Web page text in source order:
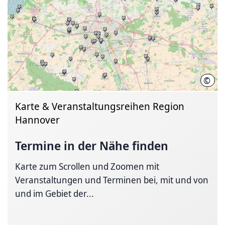
©
Karte & Veranstaltungsreihen Region
Hannover
Termine in der Nähe finden
Karte zum Scrollen und Zoomen mit
Veranstaltungen und Terminen bei, mit und von
und im Gebiet der...